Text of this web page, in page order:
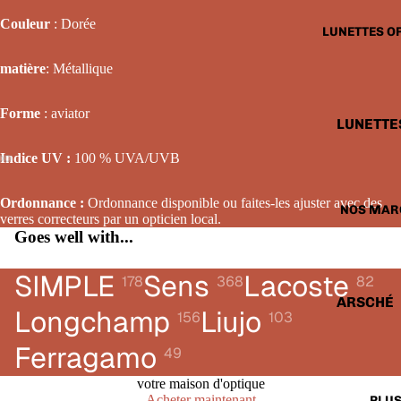
LUNETTES
NOS
ARSCHÉ
Couleur : Dorée
matière: Métallique
Forme : aviator
Indice UV : 100 % UVA/UVB
Ordonnance : Ordonnance disponible ou faites-les ajuster avec des
verres correcteurs par un opticien local.
Goes well with...
SIMPLE 178Sens 368Lacoste 82
Longchamp 156Liujo 103
Ferragamo 49
votre maison d'optique